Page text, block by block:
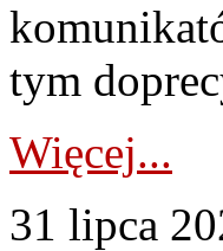
tym
Więcej...
31 lipca